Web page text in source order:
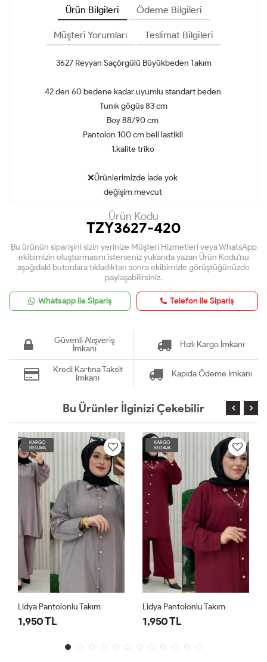
Ürün Bilgileri Ödeme Bilgileri
Müşteri Yorumları Teslimat Bilgileri
3627 Reyyan Saçörgülü Büyükbeden Takım
42 den 60 bedene kadar uyumlu standart beden
Tunık gögüs 83 cm
Boy 88/90 cm
Pantolon 100 cm beli lastikli
1.kalite triko
❌Ürünlerimizde İade yok
değişim mevcut
Ürün Kodu
TZY3627-420
Bu ürünün siparişini sizin yerinize Müşteri Hizmetleri veya WhatsApp
ekibimizin oluşturmasını isterseniz yukarıda yazan Ürün Kodu'nu
aşağıdaki butonlara tıkladıktan sonra ekibimizle görüştüğünüzde
paylaşabilirsiniz.
Whatsapp ile Sipariş Telefon ile Sipariş
Güvenli Alışveriş
İmkanı
Hızlı Kargo İmkanı
Kredi Kartına Taksit
İmkanı
Kapıda Ödeme İmkanı
Bu Ürünler İlginizi Çekebilir
KARGO
BEDAVA
Lidya Pantolonlu Takım
1,950 TL
KARGO
BEDAVA
Lidya Pantolonlu Takım
1,950 TL